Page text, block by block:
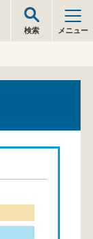
検索 メニュー